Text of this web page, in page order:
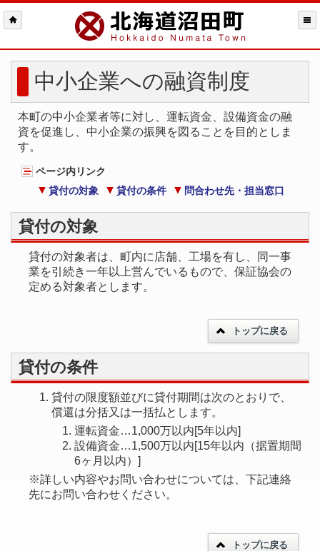
中小企業への融資制度
本町の中小企業者等に対し、運転資金、設備資金の融
資を促進し、中小企業の振興を図ることを目的としま
す。
ページ内リンク
貸付の対象
貸付の条件 問合わせ先・担当窓口
貸付の対象
貸付の対象者は、町内に店舗、工場を有し、同一事
業を引続き一年以上営んでいるもので、保証協会の
定める対象者とします。
トップに戻る
貸付の条件
貸付の限度額並びに貸付期間は次のとおりで、
償還は分括又は一括払とします。
運転資金…1,000万以内[5年以内]
設備資金…1,500万以内[15年以内（据置期間
6ヶ月以内）]
※詳しい内容やお問い合わせについては、下記連絡
先にお問い合わせください。
トップに戻る